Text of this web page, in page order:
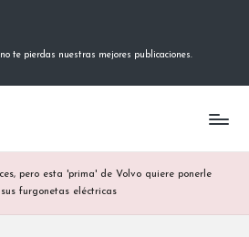
te pierdas nuestras mejores publicaciones.
pero esta 'prima' de Volvo quiere ponerle
furgonetas eléctricas